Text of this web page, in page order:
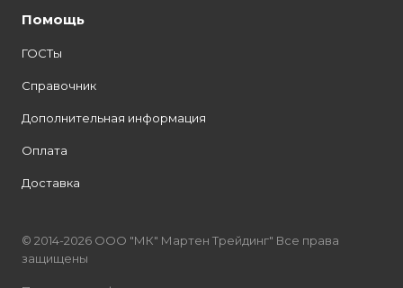
Помощь
ГОСТы
Справочник
Дополнительная информация
Оплата
Доставка
© 2014-2026 ООО "МК" Мартен Трейдинг" Все права
защищены